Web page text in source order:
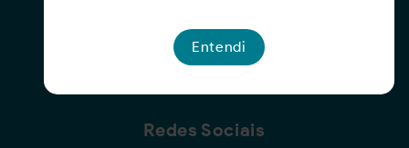
Criar Oportunidade
Redes Sociais
Entendi